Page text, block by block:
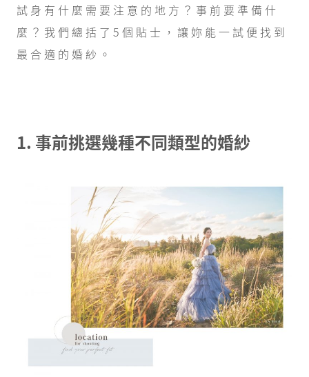
試身有什麼需要注意的地方？事前要準備什
麼？我們總括了5個貼士，讓妳能一試便找到
最合適的婚紗。
1. 事前挑選幾種不同類型的婚紗